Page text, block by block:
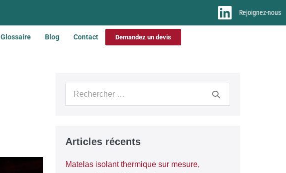
Rejoignez-nous
Glossaire Blog Contact Demandez un devis
Articles récents
Matelas isolant thermique sur mesure,